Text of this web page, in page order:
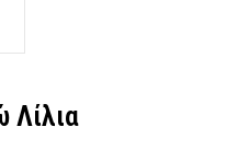
Λίλια